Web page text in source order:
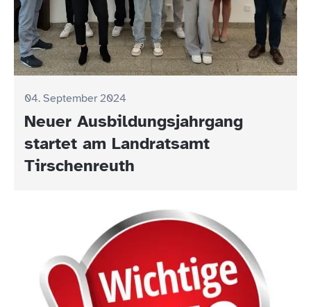
04. September 2024
Neuer Ausbildungsjahrgang
startet am Landratsamt
Tirschenreuth